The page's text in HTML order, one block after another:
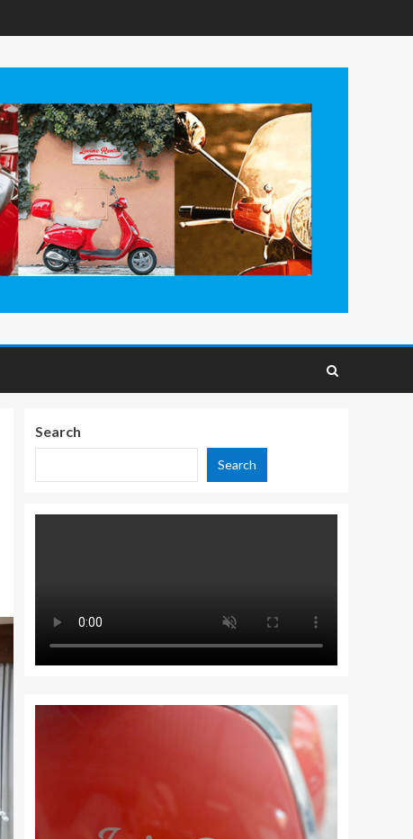
Search
Search